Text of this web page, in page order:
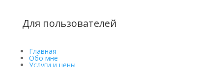
Для пользователей
Главная
Обо мне
Услуги и цены